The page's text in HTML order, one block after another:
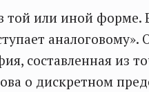
или иной форме.
составленная из
о дискретном